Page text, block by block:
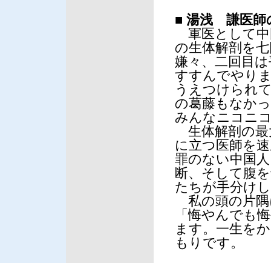
■ 湯浅 謙医師
軍医として中
の生体解剖を
嫌々、二回目
すすんでやり
うえつけられ
の葛藤もなか
みんなニコニ
生体解剖の最
に立つ医師を
罪のない中国
断、そして腹
たちが手分け
私の頭の片隅
「悔やんでも
ます。一生を
もりです。